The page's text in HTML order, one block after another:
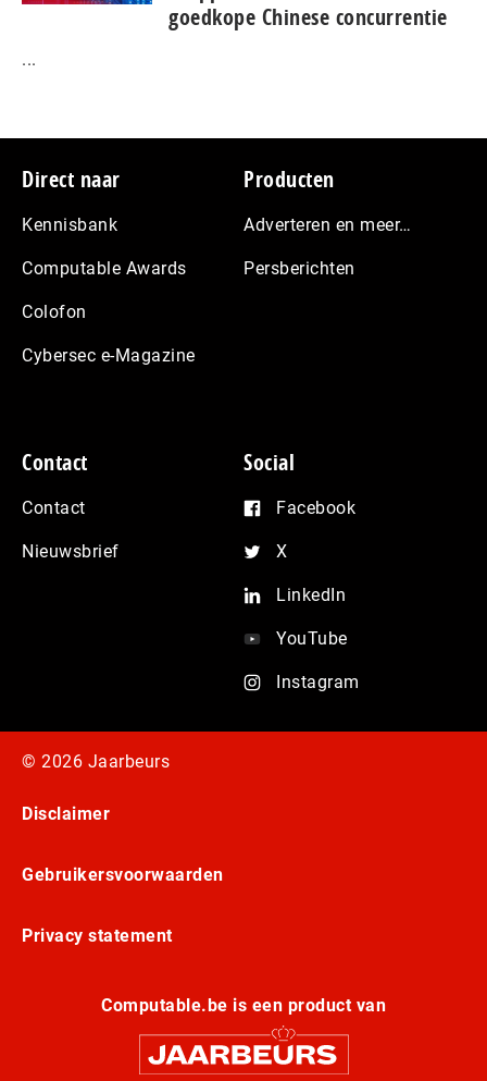
goedkope Chinese con­cur­ren­tie
...
Footer
Direct naar
Kennisbank
Computable Awards
Colofon
Cybersec e-Magazine
Producten
Adverteren en meer…
Persberichten
Contact
Contact
Nieuwsbrief
Social
Facebook
X
LinkedIn
YouTube
Instagram
© 2026 Jaarbeurs
Disclaimer
Gebruikersvoorwaarden
Privacy statement
Computable.be is een product van